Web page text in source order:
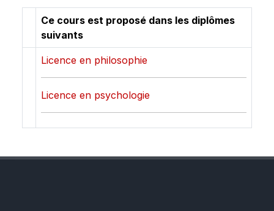
Ce cours est proposé dans les diplômes
suivants
Licence en philosophie
Licence en psychologie